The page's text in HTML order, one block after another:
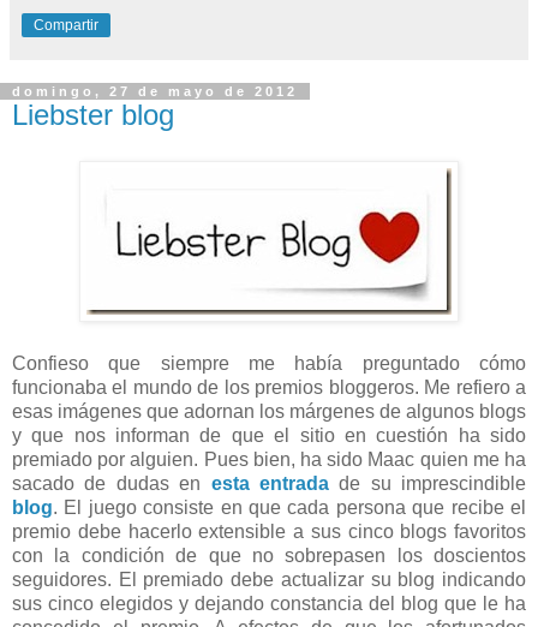
Compartir
domingo, 27 de mayo de 2012
Liebster blog
Confieso que siempre me había preguntado cómo
funcionaba el mundo de los premios bloggeros. Me refiero a
esas imágenes que adornan los márgenes de algunos blogs
y que nos informan de que el sitio en cuestión ha sido
premiado por alguien. Pues bien, ha sido Maac quien me ha
sacado de dudas en esta entradade su imprescindible
blog. El juego consiste en que cada persona que recibe el
premio debe hacerlo extensible a sus cinco blogs favoritos
con la condición de que no sobrepasen los doscientos
seguidores. El premiado debe actualizar su blog indicando
sus cinco elegidos y dejando constancia del blog que le ha